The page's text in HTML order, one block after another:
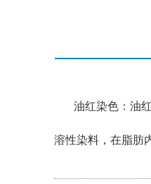
油红染色：油红
溶性染料，在脂肪